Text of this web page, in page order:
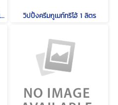
โยเกิร์ตรสธรรมชาติ 5 ลิตร ( ริชเชส ) วิปปิ้งครีมกูเมท์ทริโอ้ 1 ลิตร